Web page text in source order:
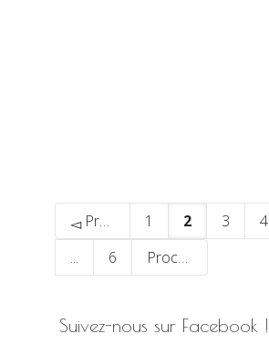
Précédent 1 2 3 4
...
6 Prochain
Suivez-nous sur Facebook !